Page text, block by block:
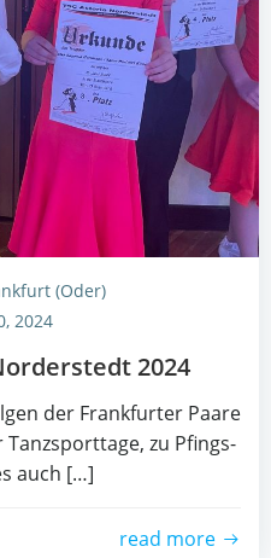
(Oder)
2024
2024
der Frank­fur­ter Paa­re
zu Pfings­
auch […]
read more